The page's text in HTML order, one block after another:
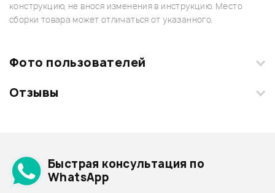
конструкцию, не внося изменения в инструкцию. Место
сборки товара может отличаться от указанного.
Фото пользователей
Загрузите свои фотографии купленного товара и получите
Отзывы
Архив товаров - дешевле
Архив товаров - дороже
Быстрая консультация по
WhatsApp